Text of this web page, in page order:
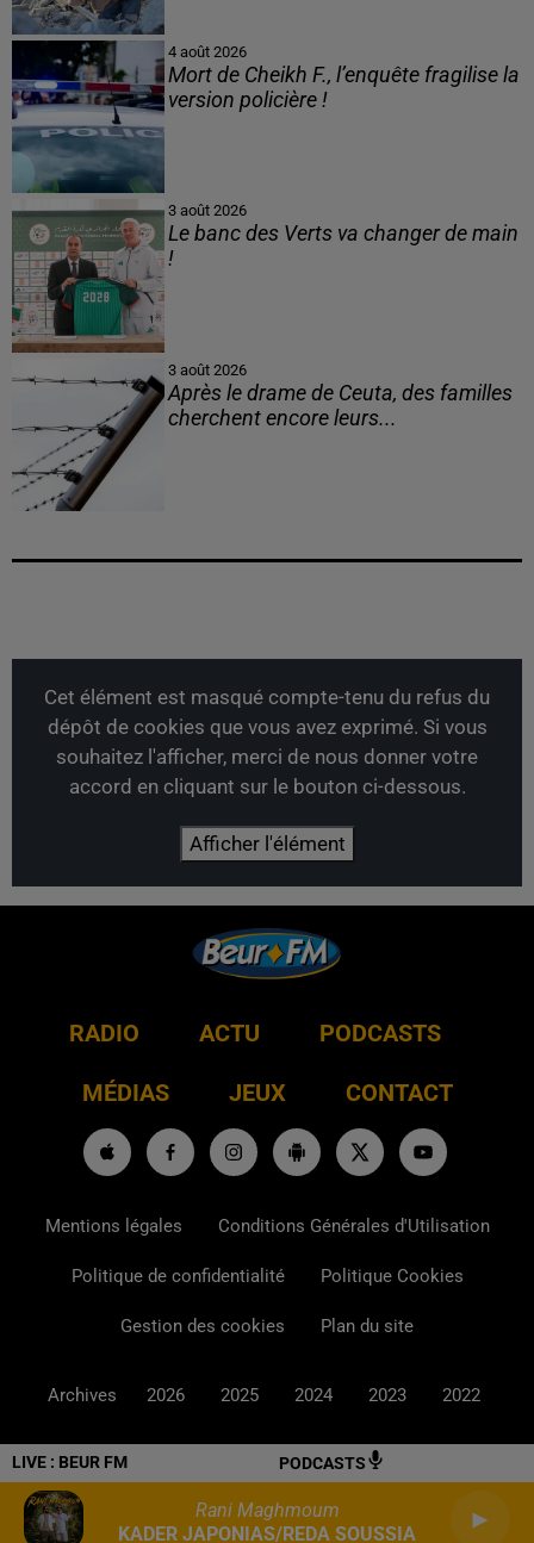
LIVE : BEUR FM PODCASTS
Rani Maghmoum
KADER JAPONIAS/REDA SOUSSIA
4 août 2026
Mort de Cheikh F., l’enquête fragilise la
version policière !
3 août 2026
Le banc des Verts va changer de main
!
3 août 2026
Après le drame de Ceuta, des familles
cherchent encore leurs...
Cet élément est masqué compte-tenu du refus du
dépôt de cookies que vous avez exprimé. Si vous
souhaitez l'afficher, merci de nous donner votre
accord en cliquant sur le bouton ci-dessous.
Afficher l'élément
RADIO ACTU PODCASTS
MÉDIAS JEUX CONTACT
Mentions légales Conditions Générales d'Utilisation
Politique de confidentialité Politique Cookies
Gestion des cookies Plan du site
Archives 2026 2025 2024 2023 2022